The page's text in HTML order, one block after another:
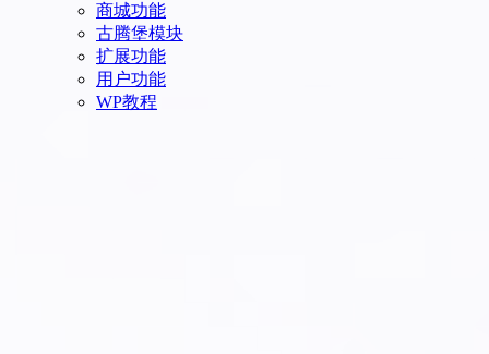
商城功能
古腾堡模块
扩展功能
用户功能
WP教程